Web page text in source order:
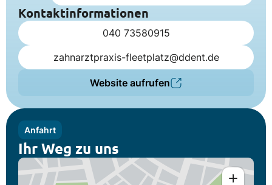
Kontaktinformationen
040 73580915
zahnarztpraxis-fleetplatz@ddent.de
Website aufrufen
Anfahrt
Ihr Weg zu uns